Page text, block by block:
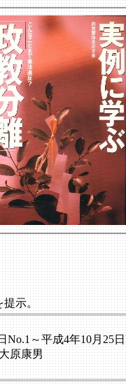
提示。
～平成4年10月25日
原康男